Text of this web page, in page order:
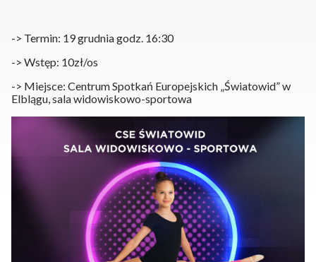
-> Termin: 19 grudnia godz. 16:30
-> Wstęp: 10zł/os
-> Miejsce: Centrum Spotkań Europejskich „Światowid” w
Elblągu, sala widowiskowo-sportowa